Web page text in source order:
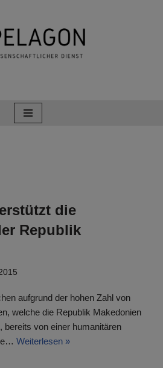
die
Republik
aufgrund der hohen Zahl von
welche die Republik Makedonien
bereits von einer humanitären
Weiterlesen »